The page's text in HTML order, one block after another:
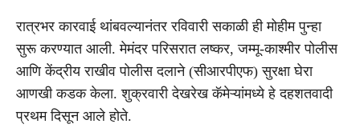
रात्रभर कारवाई थांबवल्यानंतर रविवारी सकाळी ही मोहीम पुन्हा
सुरू करण्यात आली. मेमंदर परिसरात लष्कर, जम्मू-काश्मीर पोलीस
आणि केंद्रीय राखीव पोलीस दलाने (सीआरपीएफ) सुरक्षा घेरा
आणखी कडक केला. शुक्रवारी देखरेख कॅमेऱ्यांमध्ये हे दहशतवादी
प्रथम दिसून आले होते.